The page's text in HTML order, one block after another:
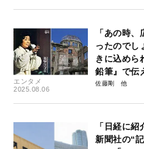
エンタメ
2025.08.06
「あの時
ったのでし
きに込めら
鉛筆』で伝
佐藤剛
「日経に
新聞社の“